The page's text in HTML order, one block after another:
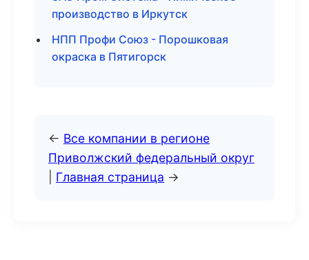
производство в Иркутск
НПП Профи Союз - Порошковая
окраска в Пятигорск
← Все компании в регионе
Приволжский федеральный округ
Главная страница →